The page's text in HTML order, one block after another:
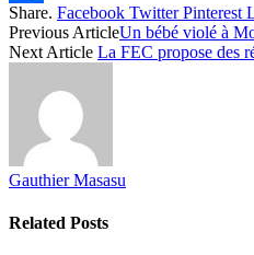
Share
Share. Facebook Twitter Pinterest
Previous ArticleUn bébé violé à
Next Article La FEC propose des
Gauthier Masasu
Related Posts